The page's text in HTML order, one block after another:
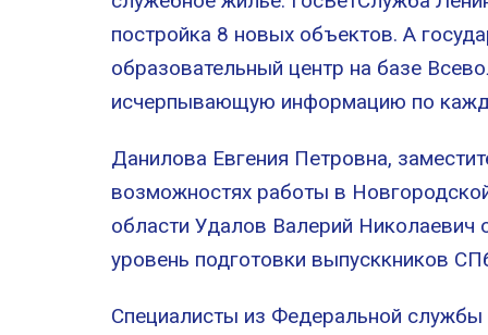
постройка 8 новых объектов. А
образовательный центр на базе
исчерпывающую информацию по
Данилова Евгения Петровна,
возможностях работы в
области Удалов Валерий Николаевич
уровень подготовки выпусккников
Специалисты из Федеральной службы